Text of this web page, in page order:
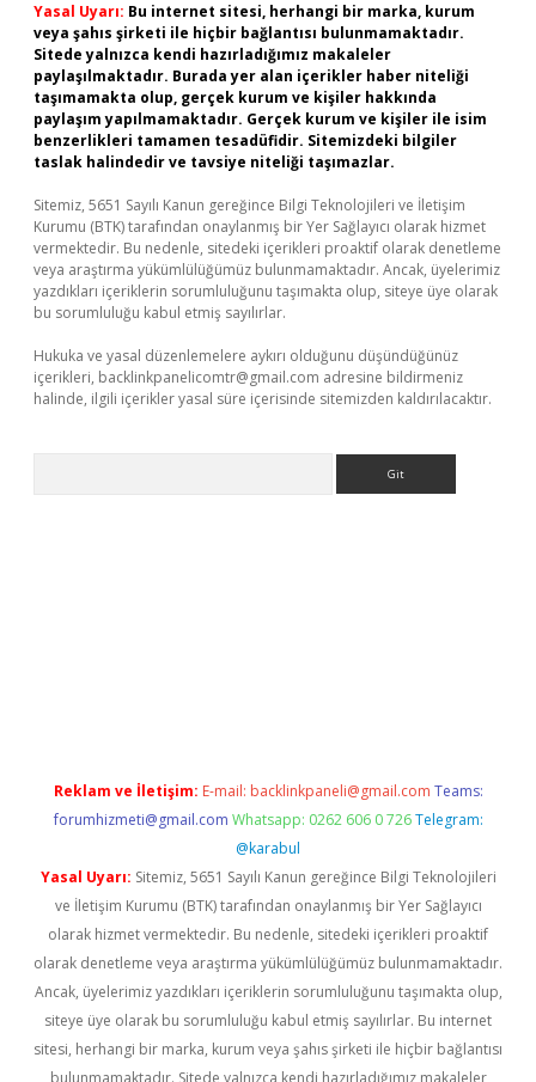
Yasal Uyarı: Bu internet sitesi, herhangi bir marka, kurum
veya şahıs şirketi ile hiçbir bağlantısı bulunmamaktadır.
Sitede yalnızca kendi hazırladığımız makaleler
paylaşılmaktadır. Burada yer alan içerikler haber niteliği
taşımamakta olup, gerçek kurum ve kişiler hakkında
paylaşım yapılmamaktadır. Gerçek kurum ve kişiler ile isim
benzerlikleri tamamen tesadüfidir. Sitemizdeki bilgiler
taslak halindedir ve tavsiye niteliği taşımazlar.
Sitemiz, 5651 Sayılı Kanun gereğince Bilgi Teknolojileri ve İletişim
Kurumu (BTK) tarafından onaylanmış bir Yer Sağlayıcı olarak hizmet
vermektedir. Bu nedenle, sitedeki içerikleri proaktif olarak denetleme
veya araştırma yükümlülüğümüz bulunmamaktadır. Ancak, üyelerimiz
yazdıkları içeriklerin sorumluluğunu taşımakta olup, siteye üye olarak
bu sorumluluğu kabul etmiş sayılırlar.
Hukuka ve yasal düzenlemelere aykırı olduğunu düşündüğünüz
içerikleri, backlinkpanelicomtr@gmail.com adresine bildirmeniz
halinde, ilgili içerikler yasal süre içerisinde sitemizden kaldırılacaktır.
Reklam ve İletişim: E-mail: backlinkpaneli@gmail.com Teams:
forumhizmeti@gmail.com Whatsapp: 0262 606 0 726 Telegram:
@karabul
Yasal Uyarı: Sitemiz, 5651 Sayılı Kanun gereğince Bilgi Teknolojileri
ve İletişim Kurumu (BTK) tarafından onaylanmış bir Yer Sağlayıcı
olarak hizmet vermektedir. Bu nedenle, sitedeki içerikleri proaktif
olarak denetleme veya araştırma yükümlülüğümüz bulunmamaktadır.
Ancak, üyelerimiz yazdıkları içeriklerin sorumluluğunu taşımakta olup,
siteye üye olarak bu sorumluluğu kabul etmiş sayılırlar. Bu internet
sitesi, herhangi bir marka, kurum veya şahıs şirketi ile hiçbir bağlantısı
bulunmamaktadır. Sitede yalnızca kendi hazırladığımız makaleler